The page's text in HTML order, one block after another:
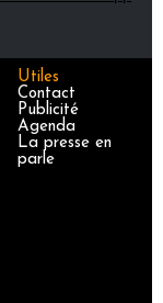
Utiles
Contact
Publicité
Agenda
La presse en
parle